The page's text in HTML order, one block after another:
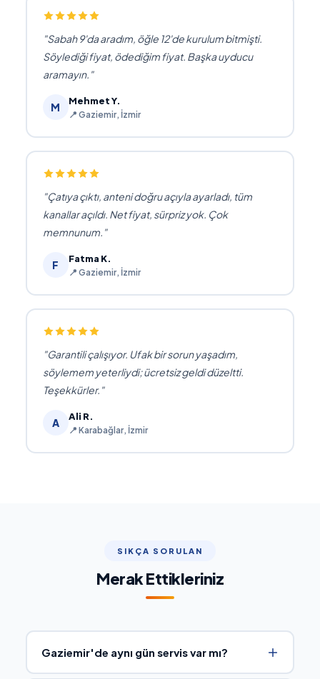
Sabah 9'da aradım, öğle 12'de kurulum bitmişti.
Söylediği fiyat, ödediğim fiyat. Başka uyducu
aramayın.
M
Mehmet Y.
📍 Gaziemir, İzmir
Çatıya çıktı, anteni doğru açıyla ayarladı, tüm
kanallar açıldı. Net fiyat, sürpriz yok. Çok
memnunum.
F
Fatma K.
📍 Gaziemir, İzmir
Garantili çalışıyor. Ufak bir sorun yaşadım,
söylemem yeterliydi; ücretsiz geldi düzeltti.
Teşekkürler.
A
Ali R.
📍 Karabağlar, İzmir
SIKÇA SORULAN
Merak Ettikleriniz
Gaziemir'de aynı gün servis var mı?